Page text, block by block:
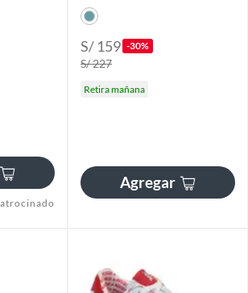
S/ 159 -30%
S/ 227
Retira mañana
Agregar